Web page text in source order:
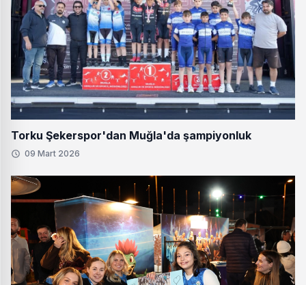
Torku Şekerspor'dan Muğla'da şampiyonluk
09 Mart 2026